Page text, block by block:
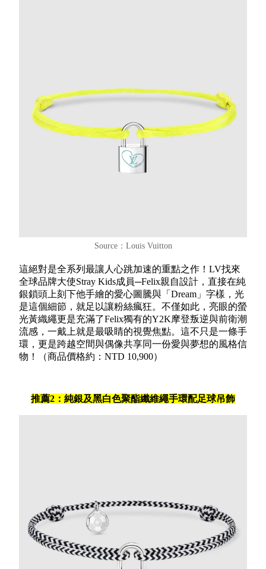
Source：Louis Vuitton
這絕對是全系列最讓人心跳加速的重點之作！LV找來
全球品牌大使Stray Kids成員─Felix親自設計，直接在純
銀鎖頭上刻下他手繪的愛心圖騰與「Dream」字樣，光
是這個細節，就足以讓粉絲瘋狂。不僅如此，亮眼的螢
光黃織繩更是充滿了Felix獨有的Y2K摩登叛逆與前衛潮
流感，一戴上就是最吸睛的視覺焦點。這不只是一條手
環，更是跨越空間與偶像共享同一份愛與夢想的風格信
物！（商品價格約：NTD 10,900）
推薦2：純銀及黑白色聚酯纖維繩手環配足球吊飾